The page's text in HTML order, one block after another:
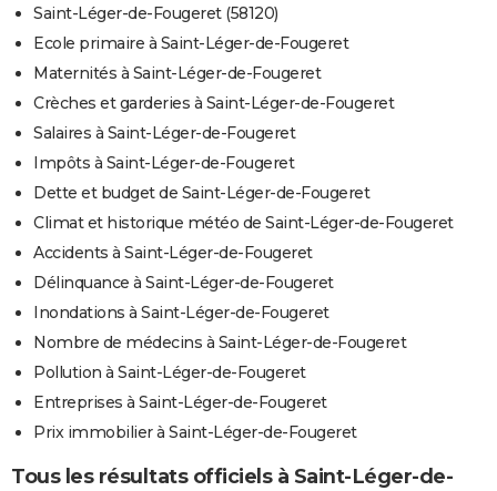
Saint-Léger-de-Fougeret (58120)
Ecole primaire à Saint-Léger-de-Fougeret
Maternités à Saint-Léger-de-Fougeret
Crèches et garderies à Saint-Léger-de-Fougeret
Salaires à Saint-Léger-de-Fougeret
Impôts à Saint-Léger-de-Fougeret
Dette et budget de Saint-Léger-de-Fougeret
Climat et historique météo de Saint-Léger-de-Fougeret
Accidents à Saint-Léger-de-Fougeret
Délinquance à Saint-Léger-de-Fougeret
Inondations à Saint-Léger-de-Fougeret
Nombre de médecins à Saint-Léger-de-Fougeret
Pollution à Saint-Léger-de-Fougeret
Entreprises à Saint-Léger-de-Fougeret
Prix immobilier à Saint-Léger-de-Fougeret
Tous les résultats officiels à Saint-Léger-de-